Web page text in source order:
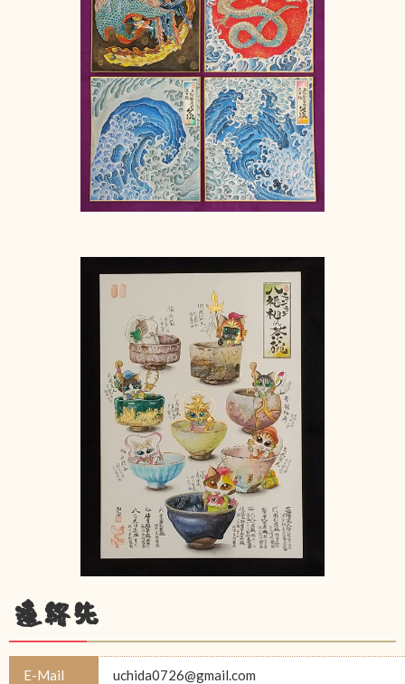
連絡先
E-Mail uchida0726@gmail.com